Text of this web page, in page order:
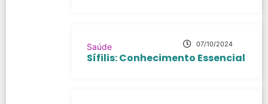
Saúde 07/10/2024
Sífilis: Conhecimento Essencial